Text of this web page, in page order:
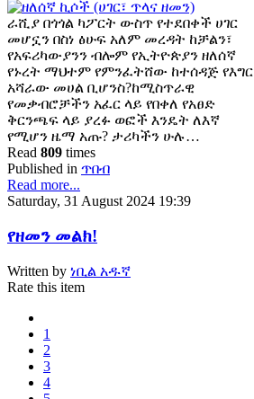
ራሺያ በጎጎል ካፖርት ውስጥ የተደበቀች ሀገር
መሆኗን በስነ ፅሁፍ አለም መረዳት ከቻልን፣
የአፍሪካውያንን ብሎም የኢትዮጵያን ዘለሰኛ
የኑረት ማህተም የምንፈትሸው ከተሰዳጅ የእግር
አሻራው መሀል ቢሆንስ?ከሚስጥራዊ
የመቃብሮቻችን አፈር ላይ የበቀለ የአፀድ
ቅርንጫፍ ላይ ያረፉ ወፎች እንዴት ለእኛ
የሚሆን ዜማ አጡ? ታሪካችን ሁሉ…
Read 809 times
Published in ጥበብ
Read more...
Saturday, 31 August 2024 19:39
የዘመን መልክ!
Written by ነቢል አዱኛ
Rate this item
1
2
3
4